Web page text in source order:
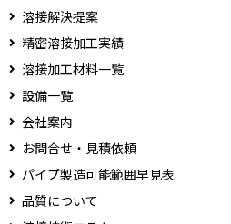
溶接解決提案
精密溶接加工実績
溶接加工材料一覧
設備一覧
会社案内
お問合せ・見積依頼
パイプ製造可能範囲早見表
品質について